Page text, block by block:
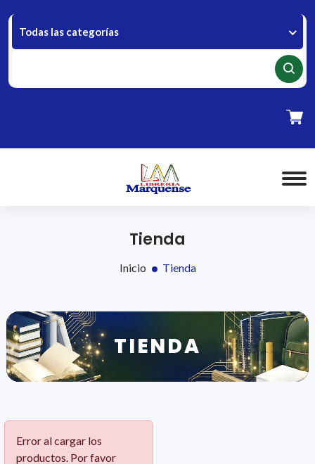
Todas las categorías
Tienda
Inicio Tienda
TIENDA
Error al cargar los
productos. Por favor